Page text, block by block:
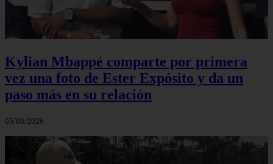
Kylian Mbappé comparte por primera
vez una foto de Ester Expósito y da un
paso más en su relación
05/08/2026